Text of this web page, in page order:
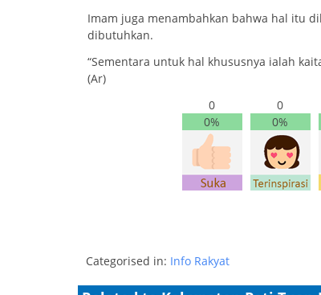
Imam juga menambahkan bahwa hal itu
dibutuhkan.
“Sementara untuk hal khususnya ialah
(Ar)
0
0%
0
0%
Categorised in: Info Rakyat